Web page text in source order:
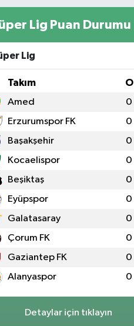
Lig Puan Durumu
Lig
Takım O
Amed 0
Erzurumspor FK 0
Başakşehir 0
Kocaelispor 0
Beşiktaş 0
Eyüpspor 0
Galatasaray 0
Çorum FK 0
Gaziantep FK 0
Alanyaspor 0
Detaylar için tıklayın